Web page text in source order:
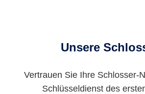
Unsere
Vertrauen Sie Ihre Schlosser-
Schlüsseldienst des